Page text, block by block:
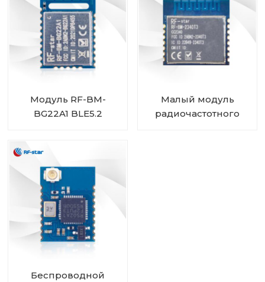
Модуль RF-BM-
BG22A1 BLE5.2
Малый модуль
радиочастотного
Беспроводной